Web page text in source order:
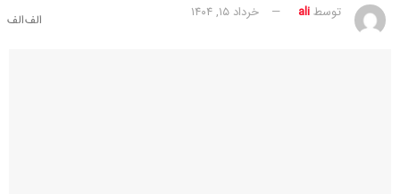
توسطali خرداد ۱۵, ۱۴۰۴